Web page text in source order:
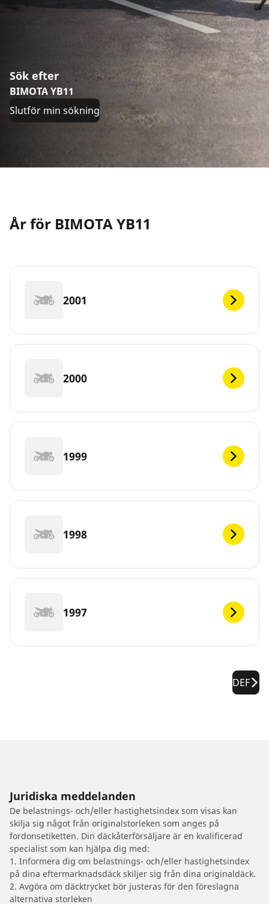
Sök efter
BIMOTA YB11
Slutför min sökning
År för BIMOTA YB11
2001
2000
1999
1998
1997
DEF
Juridiska meddelanden
De belastnings- och/eller hastighetsindex som visas kan
skilja sig något från originalstorleken som anges på
fordonsetiketten. Din däckåterförsäljare är en kvalificerad
specialist som kan hjälpa dig med:
1. Informera dig om belastnings- och/eller hastighetsindex
på dina eftermarknadsdäck skiljer sig från dina originaldäck.
2. Avgöra om däcktrycket bör justeras för den föreslagna
alternativa storleken